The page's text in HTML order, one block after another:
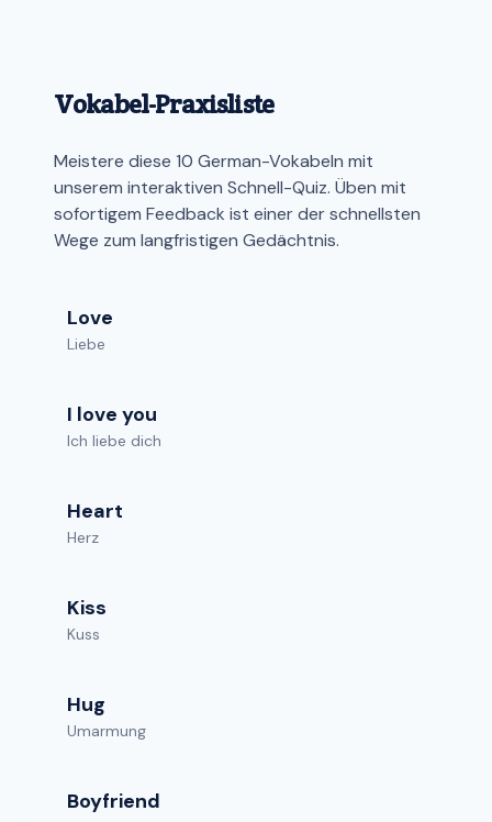
Vokabel-Praxisliste
Meistere diese 10 German-Vokabeln mit
unserem interaktiven Schnell-Quiz. Üben mit
sofortigem Feedback ist einer der schnellsten
Wege zum langfristigen Gedächtnis.
Love
Liebe
I love you
Ich liebe dich
Heart
Herz
Kiss
Kuss
Hug
Umarmung
Boyfriend